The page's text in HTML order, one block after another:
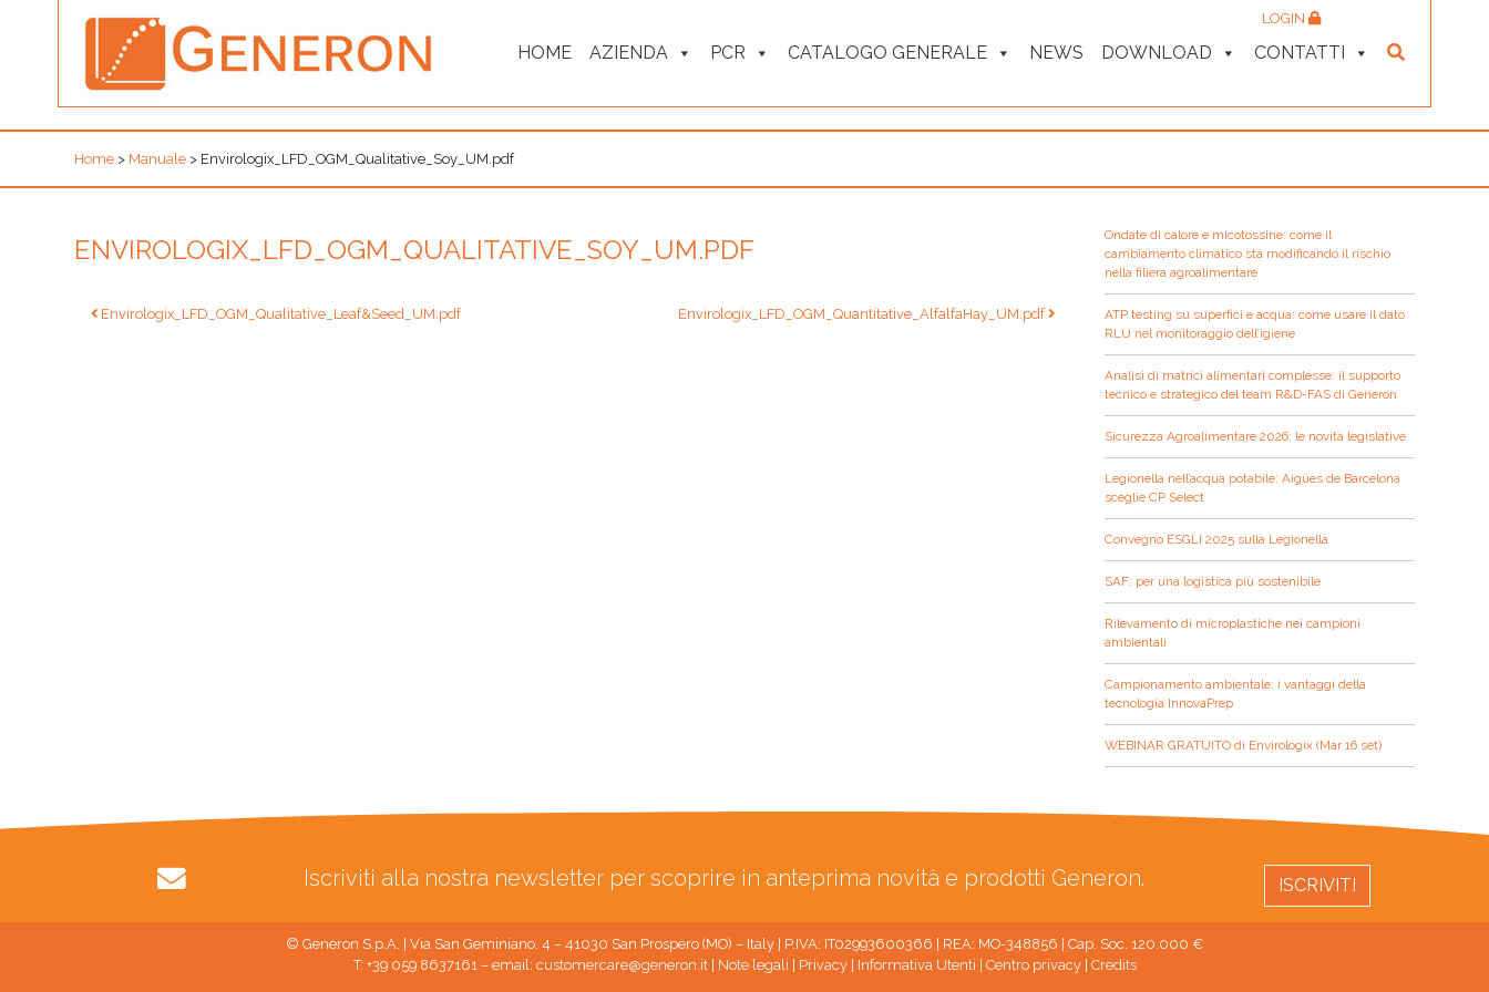
HOME AZIENDA PCR CATALOGO GENERALE NEWS DOWNLOAD CONTATTI
LOGIN
Home > Manuale > Envirologix_LFD_OGM_Qualitative_Soy_UM.pdf
ENVIROLOGIX_LFD_OGM_QUALITATIVE_SOY_UM.PDF
Navigazione
Envirologix_LFD_OGM_Qualitative_Leaf&Seed_UM.pdf Envirologix_LFD_OGM_Quantitative_AlfalfaHay_UM.pdf
Ondate di calore e micotossine: come il
cambiamento climatico sta modificando il rischio
nella filiera agroalimentare
ATP testing su superfici e acqua: come usare il dato
RLU nel monitoraggio dell’igiene
Analisi di matrici alimentari complesse: il supporto
tecnico e strategico del team R&D-FAS di Generon
Sicurezza Agroalimentare 2026: le novità legislative
Legionella nell’acqua potabile: Aigües de Barcelona
sceglie CP Select
Convegno ESGLI 2025 sulla Legionella
SAF: per una logistica più sostenibile
Rilevamento di microplastiche nei campioni
ambientali
Campionamento ambientale: i vantaggi della
tecnologia InnovaPrep
WEBINAR GRATUITO di Envirologix (Mar 16 set)
Iscriviti alla nostra newsletter per scoprire in anteprima novità e prodotti Generon. ISCRIVITI
© Generon S.p.A. | Via San Geminiano, 4 – 41030 San Prospero (MO) – Italy | P.IVA: IT02993600366 | REA: MO-348856 | Cap. Soc. 120.000 €
T: +39 059 8637161 – email: customercare@generon.it| Note legali Privacy| Informativa Utenti Centro privacy| Credits